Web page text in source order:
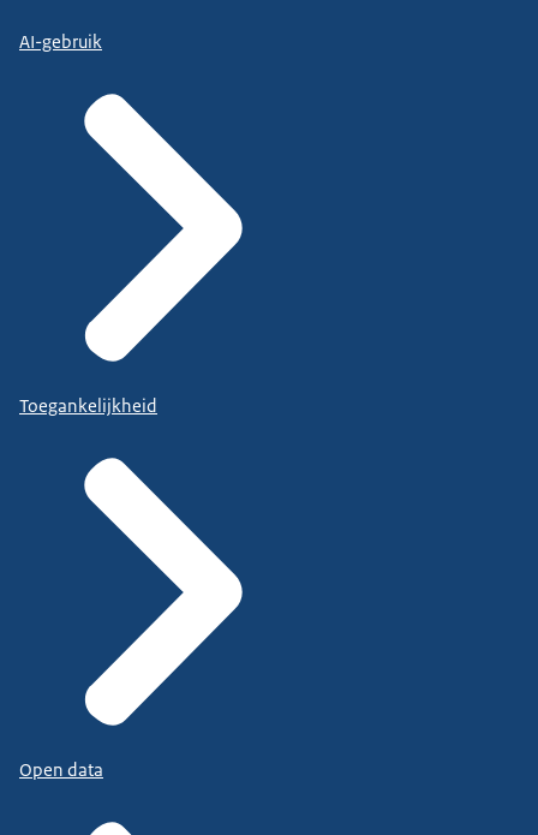
AI-gebruik
Toegankelijkheid
Open data